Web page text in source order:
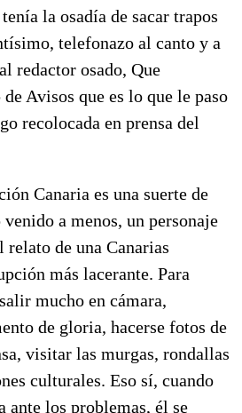
la osadía de sacar trapos
telefonazo al canto y a
redactor osado, Que
Avisos que es lo que le paso
recolocada en prensa del
Canaria es una suerte de
a menos, un personaje
de una Canarias
más lacerante. Para
mucho en cámara,
de gloria, hacerse fotos de
visitar las murgas, rondallas
culturales. Eso sí, cuando
ante los problemas, él se